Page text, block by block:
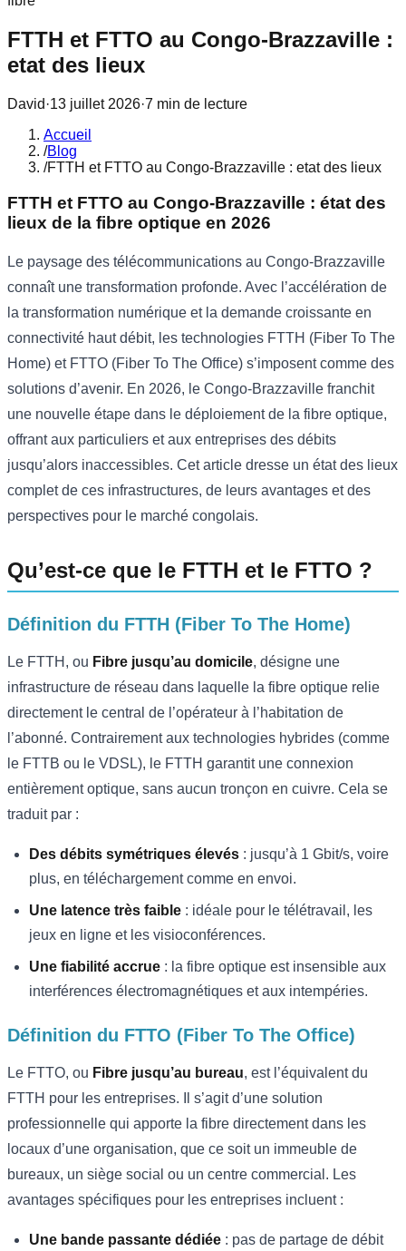
FTTH et FTTO au Congo-Brazzaville :
etat des lieux
David ·13 juillet 2026·7 min de lecture
Accueil
/Blog
/FTTH et FTTO au Congo-Brazzaville : etat des lieux
FTTH et FTTO au Congo-Brazzaville : état des
lieux de la fibre optique en 2026
Le paysage des télécommunications au Congo-Brazzaville
connaît une transformation profonde. Avec l’accélération de
la transformation numérique et la demande croissante en
connectivité haut débit, les technologies FTTH (Fiber To The
Home) et FTTO (Fiber To The Office) s’imposent comme des
solutions d’avenir. En 2026, le Congo-Brazzaville franchit
une nouvelle étape dans le déploiement de la fibre optique,
offrant aux particuliers et aux entreprises des débits
jusqu’alors inaccessibles. Cet article dresse un état des lieux
complet de ces infrastructures, de leurs avantages et des
perspectives pour le marché congolais.
Qu’est-ce que le FTTH et le FTTO ?
Définition du FTTH (Fiber To The Home)
Le FTTH, ou Fibre jusqu’au domicile, désigne une
infrastructure de réseau dans laquelle la fibre optique relie
directement le central de l’opérateur à l’habitation de
l’abonné. Contrairement aux technologies hybrides (comme
le FTTB ou le VDSL), le FTTH garantit une connexion
entièrement optique, sans aucun tronçon en cuivre. Cela se
traduit par :
Des débits symétriques élevés : jusqu’à 1 Gbit/s, voire
plus, en téléchargement comme en envoi.
Une latence très faible : idéale pour le télétravail, les
jeux en ligne et les visioconférences.
Une fiabilité accrue : la fibre optique est insensible aux
interférences électromagnétiques et aux intempéries.
Définition du FTTO (Fiber To The Office)
Le FTTO, ou Fibre jusqu’au bureau, est l’équivalent du
FTTH pour les entreprises. Il s’agit d’une solution
professionnelle qui apporte la fibre directement dans les
locaux d’une organisation, que ce soit un immeuble de
bureaux, un siège social ou un centre commercial. Les
avantages spécifiques pour les entreprises incluent :
Une bande passante dédiée : pas de partage de débit